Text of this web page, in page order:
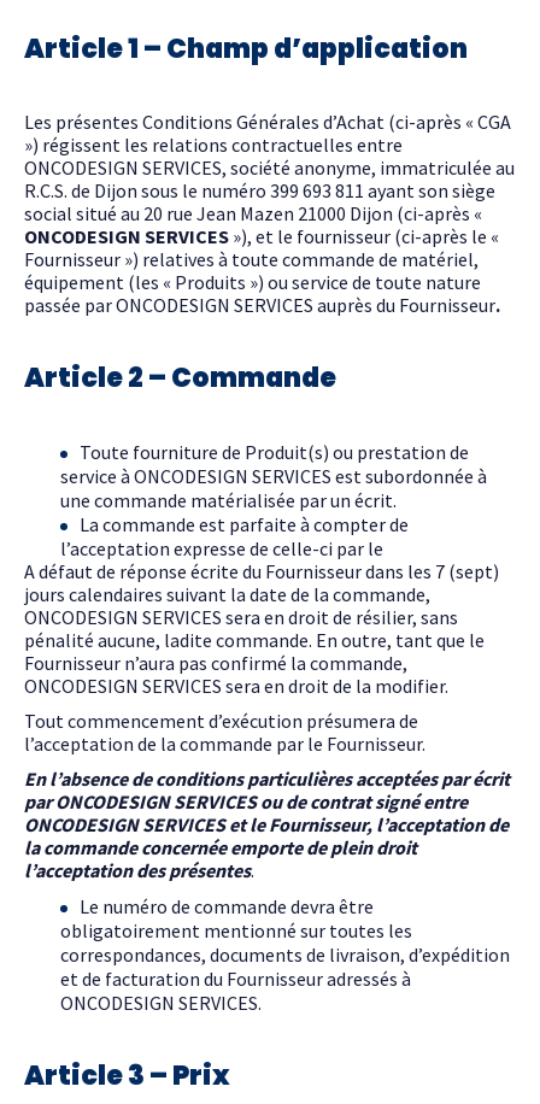
Article 1 – Champ d’application
Les présentes Conditions Générales d’Achat (ci-après « CGA
») régissent les relations contractuelles entre
ONCODESIGN SERVICES, société anonyme, immatriculée au
R.C.S. de Dijon sous le numéro 399 693 811 ayant son siège
social situé au 20 rue Jean Mazen 21000 Dijon (ci-après «
ONCODESIGN SERVICES »), et le fournisseur (ci-après le «
Fournisseur ») relatives à toute commande de matériel,
équipement (les « Produits ») ou service de toute nature
passée par ONCODESIGN SERVICES auprès du Fournisseur.
Article 2 – Commande
Toute fourniture de Produit(s) ou prestation de
service à ONCODESIGN SERVICES est subordonnée à
une commande matérialisée par un écrit.
La commande est parfaite à compter de
l’acceptation expresse de celle-ci par le
A défaut de réponse écrite du Fournisseur dans les 7 (sept)
jours calendaires suivant la date de la commande,
ONCODESIGN SERVICES sera en droit de résilier, sans
pénalité aucune, ladite commande. En outre, tant que le
Fournisseur n’aura pas confirmé la commande,
ONCODESIGN SERVICES sera en droit de la modifier.
Tout commencement d’exécution présumera de
l’acceptation de la commande par le Fournisseur.
En l’absence de conditions particulières acceptées par écrit
par ONCODESIGN SERVICES ou de contrat signé entre
ONCODESIGN SERVICES et le Fournisseur, l’acceptation de
la commande concernée emporte de plein droit
l’acceptation des présentes.
Le numéro de commande devra être
obligatoirement mentionné sur toutes les
correspondances, documents de livraison, d’expédition
et de facturation du Fournisseur adressés à
ONCODESIGN SERVICES.
Article 3 – Prix